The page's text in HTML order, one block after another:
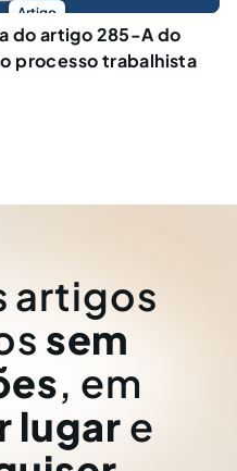
Artigo
do artigo 285-A do
processo trabalhista
artigos
sem
, em
lugar e